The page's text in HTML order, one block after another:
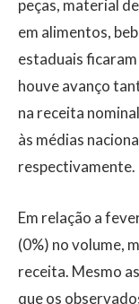
peças, material
em alimentos,
estaduais
houve avanço
na receita
às médias
respectivamente.
Em relação a
(0%) no volume,
receita. Mesmo
que os